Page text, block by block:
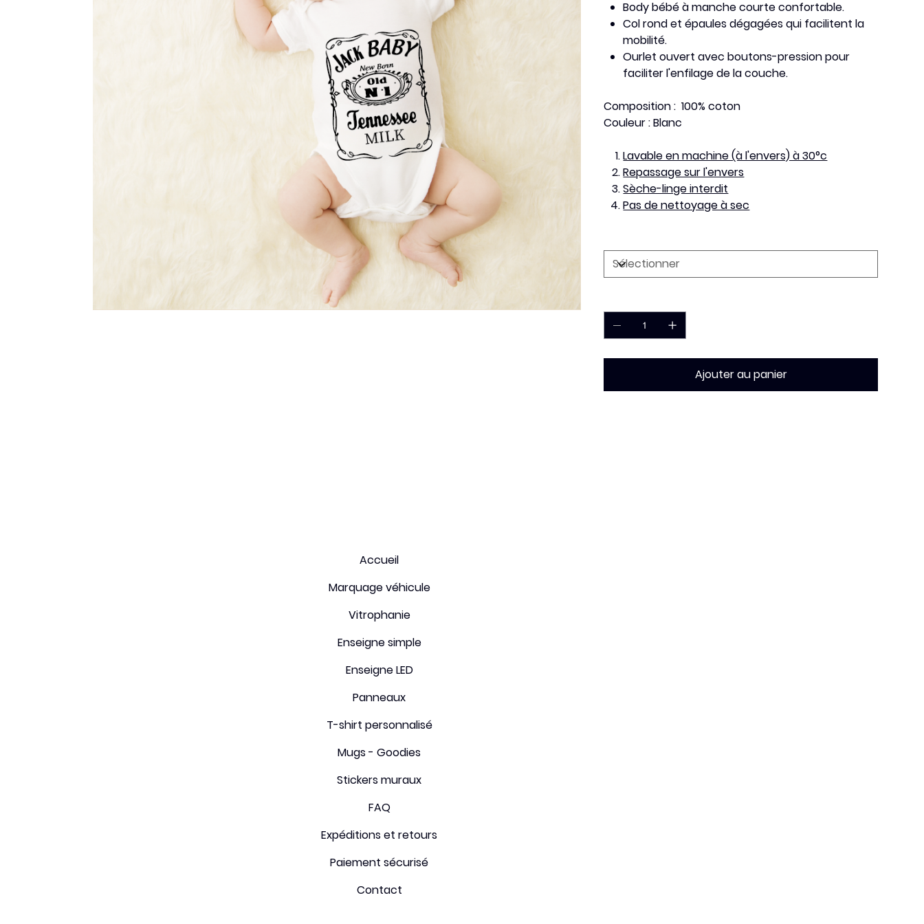
Body bébé à manche courte confortable.
Col rond et épaules dégagées qui facilitent la
mobilité.
Ourlet ouvert avec boutons-pression pour
faciliter l'enfilage de la couche.
Composition : 100% coton
Couleur : Blanc
Lavable en machine (à l'envers) à 30°c
Repassage sur l'envers
Sèche-linge interdit
Pas de nettoyage à sec
Ajouter au panier
Accueil
Marquage véhicule
Vitrophanie
Enseigne simple
Enseigne LED
Panneaux
T-shirt personnalisé
Mugs - Goodies
Stickers muraux
FAQ
Expéditions et retours
Paiement sécurisé
Contact